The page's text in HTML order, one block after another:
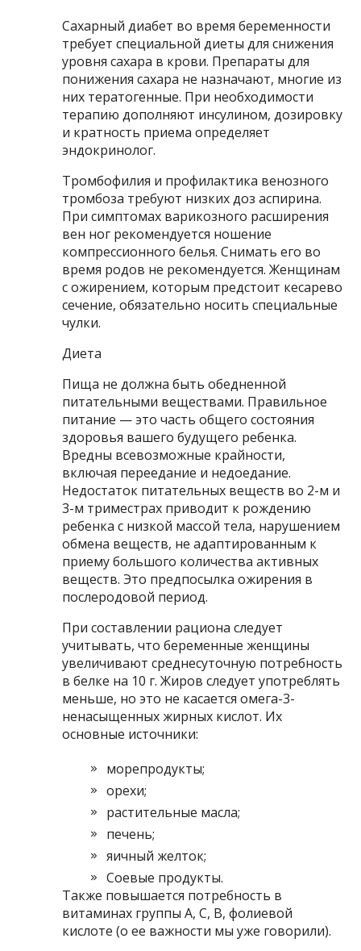
Сахарный диабет во время беременности
требует специальной диеты для снижения
уровня сахара в крови. Препараты для
понижения сахара не назначают, многие из
них тератогенные. При необходимости
терапию дополняют инсулином, дозировку
и кратность приема определяет
эндокринолог.
Тромбофилия и профилактика венозного
тромбоза требуют низких доз аспирина.
При симптомах варикозного расширения
вен ног рекомендуется ношение
компрессионного белья. Снимать его во
время родов не рекомендуется. Женщинам
с ожирением, которым предстоит кесарево
сечение, обязательно носить специальные
чулки.
Диета
Пища не должна быть обедненной
питательными веществами. Правильное
питание — это часть общего состояния
здоровья вашего будущего ребенка.
Вредны всевозможные крайности,
включая переедание и недоедание.
Недостаток питательных веществ во 2-м и
3-м триместрах приводит к рождению
ребенка с низкой массой тела, нарушением
обмена веществ, не адаптированным к
приему большого количества активных
веществ. Это предпосылка ожирения в
послеродовой период.
При составлении рациона следует
учитывать, что беременные женщины
увеличивают среднесуточную потребность
в белке на 10 г. Жиров следует употреблять
меньше, но это не касается омега-3-
ненасыщенных жирных кислот. Их
основные источники:
морепродукты;
орехи;
растительные масла;
печень;
яичный желток;
Соевые продукты.
Также повышается потребность в
витаминах группы А, С, В, фолиевой
кислоте (о ее важности мы уже говорили).